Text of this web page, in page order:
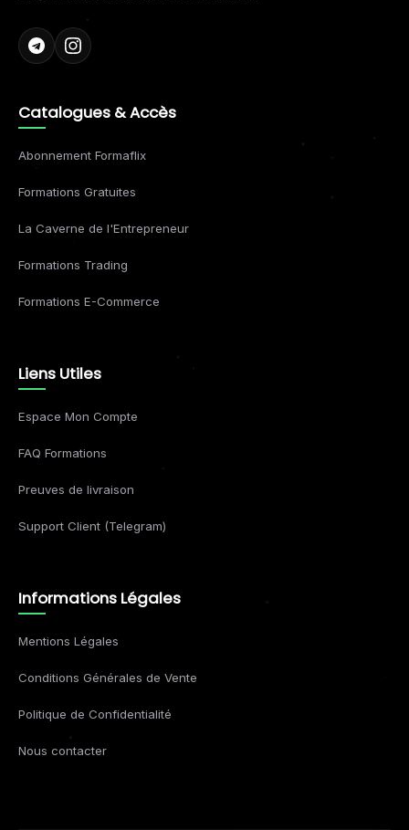
Catalogues & Accès
Abonnement Formaflix
Formations Gratuites
La Caverne de l'Entrepreneur
Formations Trading
Formations E-Commerce
Liens Utiles
Espace Mon Compte
FAQ Formations
Preuves de livraison
Support Client (Telegram)
Informations Légales
Mentions Légales
Conditions Générales de Vente
Politique de Confidentialité
Nous contacter